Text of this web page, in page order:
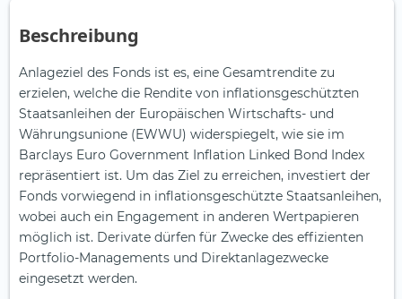
Beschreibung
Anlageziel des Fonds ist es, eine Gesamtrendite zu
erzielen, welche die Rendite von inflationsgeschützten
Staatsanleihen der Europäischen Wirtschafts- und
Währungsunione (EWWU) widerspiegelt, wie sie im
Barclays Euro Government Inflation Linked Bond Index
repräsentiert ist. Um das Ziel zu erreichen, investiert der
Fonds vorwiegend in inflationsgeschützte Staatsanleihen,
wobei auch ein Engagement in anderen Wertpapieren
möglich ist. Derivate dürfen für Zwecke des effizienten
Portfolio-Managements und Direktanlagezwecke
eingesetzt werden.